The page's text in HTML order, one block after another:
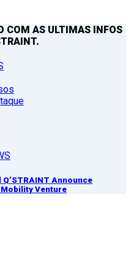
COM AS ULTIMAS INFOS
Announce
Venture